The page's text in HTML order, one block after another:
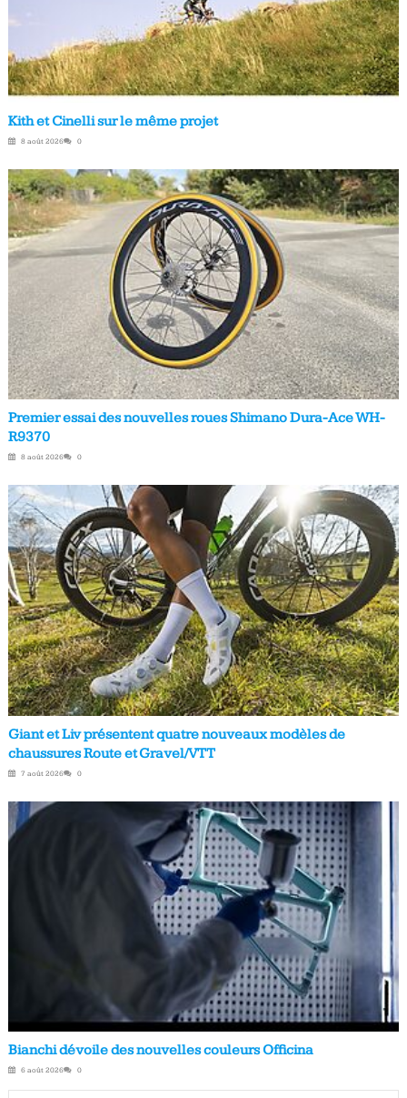
Kith et Cinelli sur le même projet
8 août 2026 0
Premier essai des nouvelles roues Shimano Dura-Ace WH-
R9370
8 août 2026 0
Giant et Liv présentent quatre nouveaux modèles de
chaussures Route et Gravel/VTT
7 août 2026 0
Bianchi dévoile des nouvelles couleurs Officina
6 août 2026 0